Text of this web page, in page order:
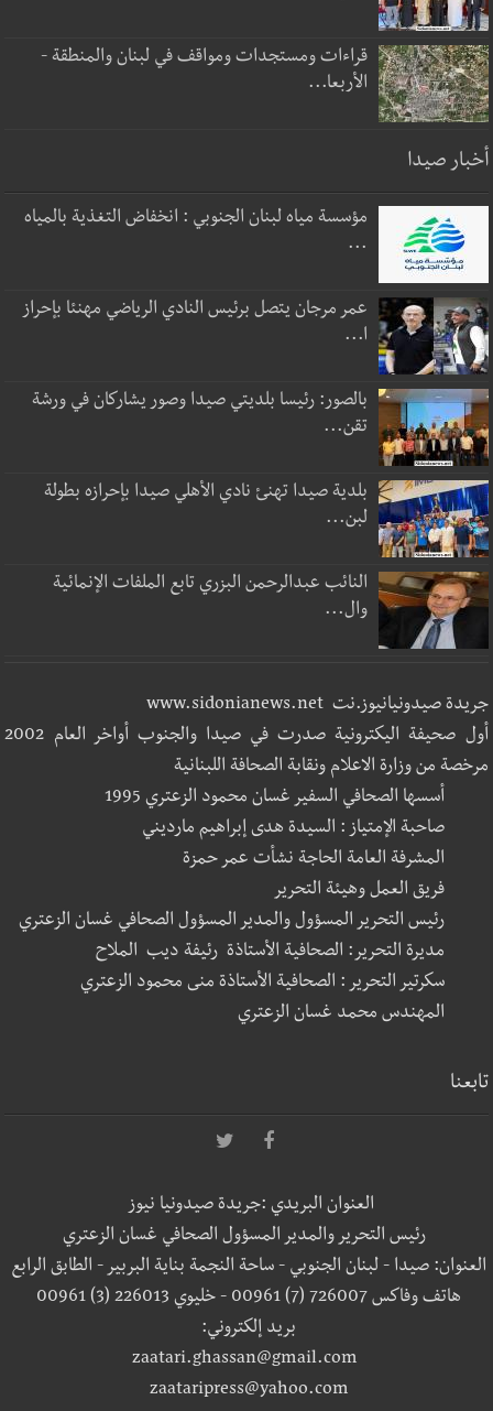
قراءات ومستجدات ومواقف في لبنان والمنطقة -
الأربعا...
أخبار صيدا
مؤسسة مياه لبنان الجنوبي : انخفاض التغذية بالمياه
...
عمر مرجان يتصل برئيس النادي الرياضي مهنئا بإحراز
ا...
بالصور: رئيسا بلديتي صيدا وصور يشاركان في ورشة
تقن...
بلدية صيدا تهنئ نادي الأهلي صيدا بإحرازه بطولة
لبن...
النائب عبدالرحمن البزري تابع الملفات الإنمائية
وال...
جريدة صيدونيانيوز.نت www.sidonianews.net
أول صحيفة اليكترونية صدرت في صيدا والجنوب أواخر العام 2002
مرخصة من وزارة الاعلام ونقابة الصحافة اللبنانية
أسسها الصحافي السفير غسان محمود الزعتري 1995
صاحبة الإمتياز : السيدة هدى إبراهيم مارديني
المشرفة العامة الحاجة نشأت عمر حمزة
فريق العمل وهيئة التحرير
رئيس التحرير المسؤول والمدير المسؤول الصحافي غسان الزعتري
مديرة التحرير: الصحافية الأستاذة رئيفة ديب الملاح
سكرتير التحرير : الصحافية الأستاذة منى محمود الزعتري
المهندس محمد غسان الزعتري
تابعنا
العنوان البريدي :جريدة صيدونيا نيوز
رئيس التحرير والمدير المسؤول الصحافي غسان الزعتري
العنوان: صيدا - لبنان الجنوبي - ساحة النجمة بناية البربير - الطابق الرابع
هاتف وفاكس 726007 (7) 00961 - خليوي 226013 (3) 00961
بريد إلكتروني:
zaatari.ghassan@gmail.com
zaataripress@yahoo.com